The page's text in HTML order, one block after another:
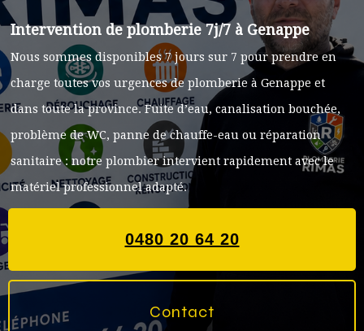
Intervention de plomberie 7j/7 à Genappe
Nous sommes disponibles 7 jours sur 7 pour prendre en
charge toutes vos urgences de plomberie à Genappe et
dans toute la province. Fuite d’eau, canalisation bouchée,
problème de WC, panne de chauffe-eau ou réparation
sanitaire : notre plombier intervient rapidement avec le
matériel professionnel adapté.
0480 20 64 20
Contact